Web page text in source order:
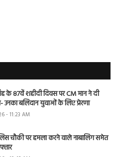
के 87वें शहीदी दिवस पर CM मान ने दी
उनका बलिदान युवाओं के लिए प्रेरणा
- 11:23 AM
चौकी पर हमला करने वाले नाबालिग समेत